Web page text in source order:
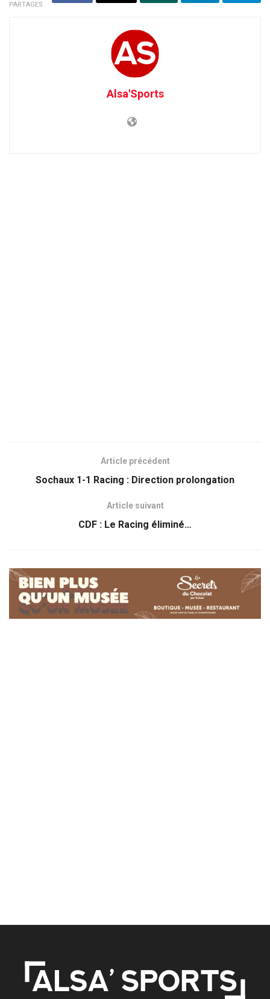
PARTAGES
Alsa'Sports
Article précédent
Sochaux 1-1 Racing : Direction prolongation
Article suivant
CDF : Le Racing éliminé…